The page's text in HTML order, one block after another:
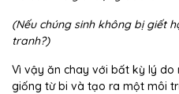
(Nếu chúng sinh không bị giết
tranh?)
Vì vậy ăn chay với bất kỳ lý do
giống từ bi và tạo ra một môi